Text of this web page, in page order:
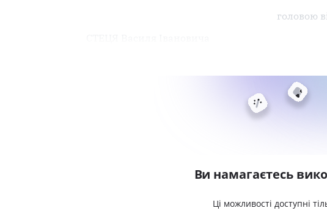
головою
Ви намагаєтесь
Ці можливості доступні